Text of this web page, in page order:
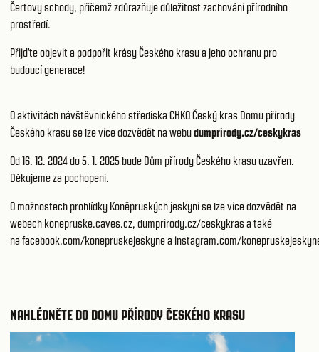
Čertovy schody, přičemž zdůrazňuje důležitost zachování přírodního
prostředí.
Přijďte objevit a podpořit krásy Českého krasu a jeho ochranu pro
budoucí generace!
O aktivitách návštěvnického střediska CHKO Český kras Domu přírody
Českého krasu se lze více dozvědět na webudumprirody.cz/ceskykras
Od 16. 12. 2024 do 5. 1. 2025 bude Dům přírody Českého krasu uzavřen.
Děkujeme za pochopení.
O možnostech prohlídky Koněpruských jeskyní se lze více dozvědět na
webech konepruske.caves.cz, dumprirody.cz/ceskykrasa také
na facebook.com/konepruskejeskynea instagram.com/
NAHLÉDNĚTE DO DOMU PŘÍRODY ČESKÉHO KRASU